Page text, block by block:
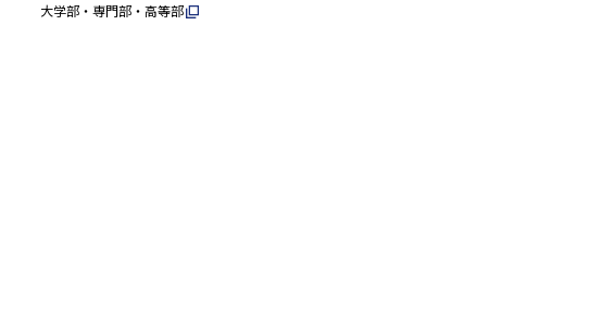
大学部・専門部・高等部